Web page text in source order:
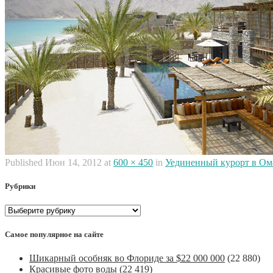
Published Июн 14, 2012 at 600 × 450 in Уединенный курорт в
Рубрики
Рубрики
Самое популярное на сайте
Шикарный особняк во Флориде за $22 000 000 (22 880)
Красивые фото воды (22 419)